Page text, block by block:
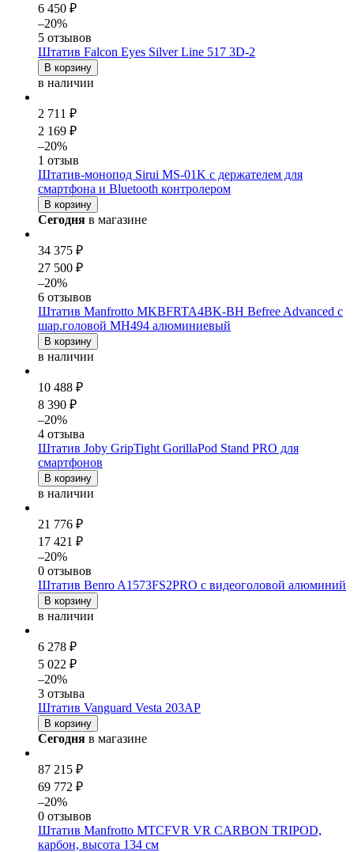
6 450 ₽
–20%
5 отзывов
Штатив Falcon Eyes Silver Line 517 3D-2
В корзину
в наличии
2 711 ₽
2 169 ₽
–20%
1 отзыв
Штатив-монопод Sirui MS-01K с держателем для
смартфона и Bluetooth контролером
В корзину
Сегодня в магазине
34 375 ₽
27 500 ₽
–20%
6 отзывов
Штатив Manfrotto MKBFRTA4BK-BH Befree Advanced с
шар.головой MH494 алюминиевый
В корзину
в наличии
10 488 ₽
8 390 ₽
–20%
4 отзыва
Штатив Joby GripTight GorillaPod Stand PRO для
смартфонов
В корзину
в наличии
21 776 ₽
17 421 ₽
–20%
0 отзывов
Штатив Benro A1573FS2PRO с видеоголовой алюминий
В корзину
в наличии
6 278 ₽
5 022 ₽
–20%
3 отзыва
Штатив Vanguard Vesta 203AP
В корзину
Сегодня в магазине
87 215 ₽
69 772 ₽
–20%
0 отзывов
Штатив Manfrotto MTCFVR VR CARBON TRIPOD,
карбон, высота 134 см